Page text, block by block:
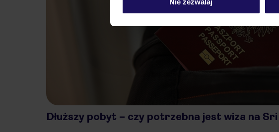
Nie zezwalaj
Dłuższy pobyt – czy potrzebna jest wiza na